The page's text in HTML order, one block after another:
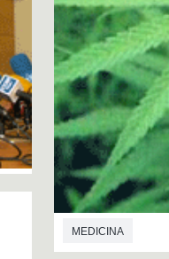
MEDICINA